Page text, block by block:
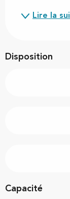
Lire la
Disposition
Capacité